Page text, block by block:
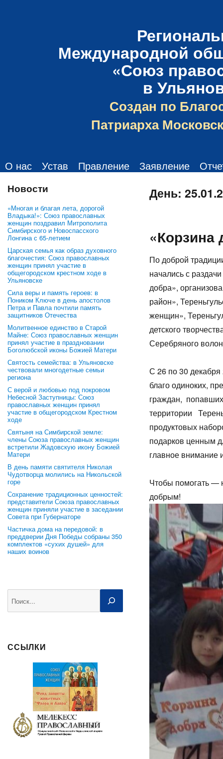
Международной
«Союз
в
Создан по
Патриарха
О нас Устав Правление Заявление
Новости
«Многая и благая лета, дорогой
Владыка!»: Союз православных
женщин поздравил Митрополита
Симбирского и Новоспасского
Лонгина с 65-летием
Царская семья как образ духовного
благочестия: Союз православных
женщин принял участие в
общегородском крестном ходе в
Ульяновске
Сила веры и память героев: в
Поником Ключе в день апостолов
Петра и Павла почтили память
защитников Отечества
Молитвенное единство в Старой
Майне: Союз православных женщин
принял участие в праздновании
Боголюбской иконы Божией Матери
Святость семейства: в Ульяновске
чествовали многодетные семьи
региона
С верой и любовью под покровом
Небесной Заступницы: Союз
православных женщин принял
участие в общегородском Крестном
ходе
Святыня на Симбирской земле:
члены Союза православных женщин
встретили Жадовскую икону Божией
Матери
В день памяти святителя Николая
Чудотворца молились на Никольской
горе
Сохранение традиционных ценностей:
представители Союза православных
женщин приняли участие в заседании
Совета при Губернаторе
Частичка дома на передовой: в
преддверии Дня Победы собраны 350
комплектов «сухих душей» для
наших воинов
ССЫЛКИ
День:
«Корзина
По доброй
начались с
добра»,
район»,
женщин»,
детского
Серебряного
С 26 по 30 декабря
благо одиноких,
граждан,
территории
продуктовых
подарков ценным
главное внимание
Чтобы помогать —
добрым!